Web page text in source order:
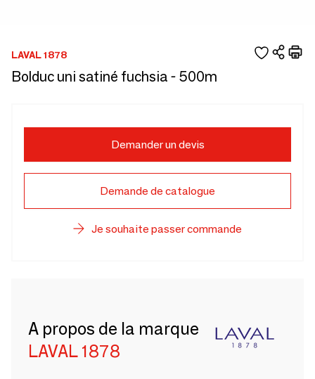
LAVAL 1878
Bolduc uni satiné fuchsia - 500m
Demander un devis
Demande de catalogue
Je souhaite passer commande
A propos de la marque
LAVAL 1878